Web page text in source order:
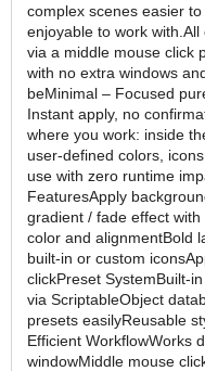
complex scenes easier
enjoyable to work
via a middle mouse click
with no extra windows
beMinimal – Focused
Instant apply, no
where you work: inside
user-defined colors,
use with zero runtime
FeaturesApply
gradient / fade effect
color and alignmentBold
built-in or custom
clickPreset SystemBuilt-
via ScriptableObject
presets easilyReusable
Efficient WorkflowWorks
windowMiddle mouse